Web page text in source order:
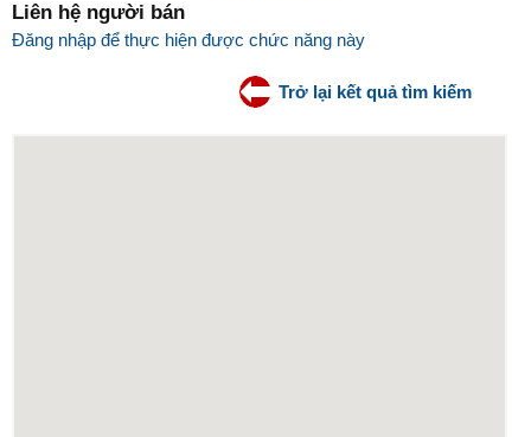
Liên hệ người bán
Đăng nhập để thực hiện được chức năng này
Trở lại kết quả tìm kiếm